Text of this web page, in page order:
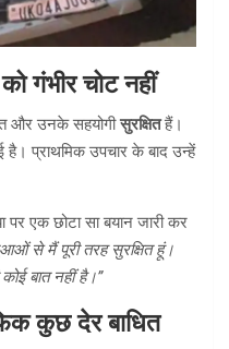
गंभीर चोट नहीं
और उनके सहयोगीसुरक्षितहैं।
है। प्राथमिक उपचार के बाद उन्हें
पर एक छोटा सा बयान जारी कर
से मैं पूरी तरह सुरक्षित हूं।
बात नहीं है।”
कुछ देर बाधित